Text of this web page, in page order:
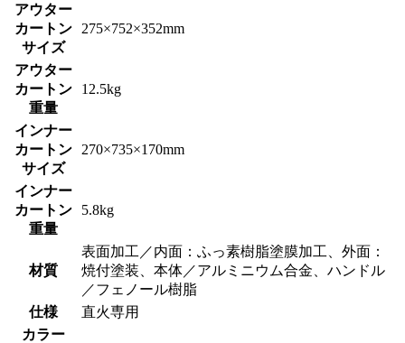
アウター
カートン
サイズ
275×752×352mm
アウター
カートン
重量
12.5kg
インナー
カートン
サイズ
270×735×170mm
インナー
カートン
重量
5.8kg
材質
表面加工／内面：ふっ素樹脂塗膜加工、外面：
焼付塗装、本体／アルミニウム合金、ハンドル
／フェノール樹脂
仕様
直火専用
カラー